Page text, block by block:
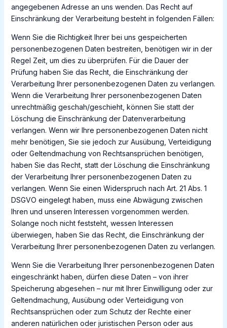
angegebenen Adresse an uns wenden. Das Recht auf
Einschränkung der Verarbeitung besteht in folgenden Fällen:
Wenn Sie die Richtigkeit Ihrer bei uns gespeicherten
personenbezogenen Daten bestreiten, benötigen wir in der
Regel Zeit, um dies zu überprüfen. Für die Dauer der
Prüfung haben Sie das Recht, die Einschränkung der
Verarbeitung Ihrer personenbezogenen Daten zu verlangen.
Wenn die Verarbeitung Ihrer personenbezogenen Daten
unrechtmäßig geschah/geschieht, können Sie statt der
Löschung die Einschränkung der Datenverarbeitung
verlangen. Wenn wir Ihre personenbezogenen Daten nicht
mehr benötigen, Sie sie jedoch zur Ausübung, Verteidigung
oder Geltendmachung von Rechtsansprüchen benötigen,
haben Sie das Recht, statt der Löschung die Einschränkung
der Verarbeitung Ihrer personenbezogenen Daten zu
verlangen. Wenn Sie einen Widerspruch nach Art. 21 Abs. 1
DSGVO eingelegt haben, muss eine Abwägung zwischen
Ihren und unseren Interessen vorgenommen werden.
Solange noch nicht feststeht, wessen Interessen
überwiegen, haben Sie das Recht, die Einschränkung der
Verarbeitung Ihrer personenbezogenen Daten zu verlangen.
Wenn Sie die Verarbeitung Ihrer personenbezogenen Daten
eingeschränkt haben, dürfen diese Daten – von ihrer
Speicherung abgesehen – nur mit Ihrer Einwilligung oder zur
Geltendmachung, Ausübung oder Verteidigung von
Rechtsansprüchen oder zum Schutz der Rechte einer
anderen natürlichen oder juristischen Person oder aus